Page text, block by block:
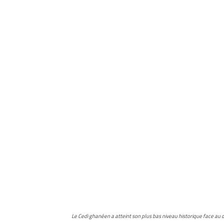
Le Cedi ghanéen a atteint son plus bas niveau historique face au